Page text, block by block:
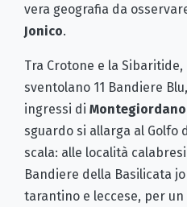
vera geografia da
Jonico.
Tra Crotone e la
sventolano 11 Bandiere
ingressi di Montegiordano
sguardo si allarga al Golfo
scala: alle località
Bandiere della Basilicata
tarantino e leccese, per